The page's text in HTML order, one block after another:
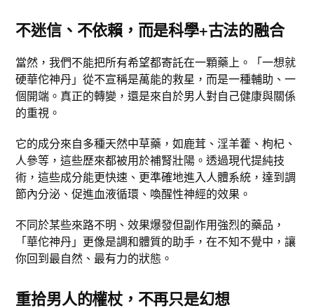
不迷信、不依賴，而是科學+古法的融合
當然，我們不能把所有希望都寄託在一顆藥上。「一想就
硬華佗神丹」從不宣稱是萬能的救星，而是一種輔助、一
個開端。真正的轉變，還是來自於男人對自己健康與關係
的重視。
它的成分來自多種天然中草藥，如鹿茸、淫羊藿、枸杞、
人參等，這些歷來都被用於補腎壯陽。透過現代提純技
術，這些成分能更快速、更準確地進入人體系統，達到調
節內分泌、促進血液循環、喚醒性神經的效果。
不同於某些來路不明、效果爆發但副作用強烈的藥品，
「華佗神丹」更像是調和體質的助手，在不知不覺中，讓
你回到最自然、最有力的狀態。
重拾男人的權杖，不再只是幻想